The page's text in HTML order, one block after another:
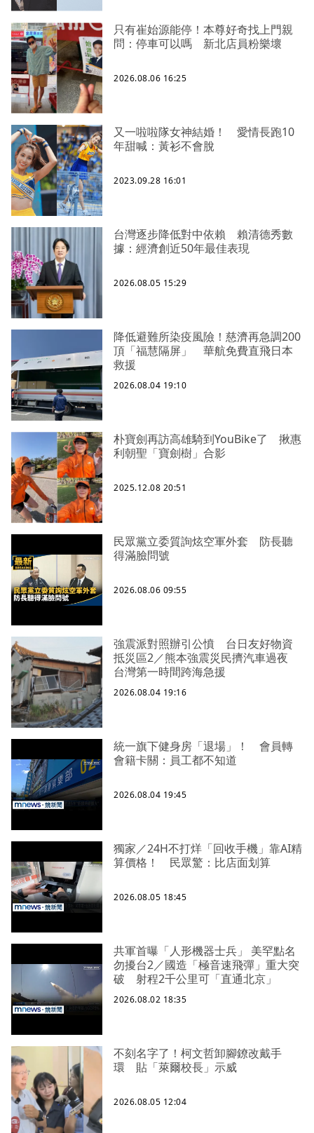
只有崔始源能停！本尊好奇找上門親
問：停車可以嗎 新北店員粉樂壞
2026.08.06 16:25
又一啦啦隊女神結婚！ 愛情長跑10
年甜喊：黃衫不會脫
2023.09.28 16:01
台灣逐步降低對中依賴 賴清德秀數
據：經濟創近50年最佳表現
2026.08.05 15:29
降低避難所染疫風險！慈濟再急調200
頂「福慧隔屏」 華航免費直飛日本
救援
2026.08.04 19:10
朴寶劍再訪高雄騎到YouBike了 揪惠
利朝聖「寶劍樹」合影
2025.12.08 20:51
民眾黨立委質詢炫空軍外套 防長聽
得滿臉問號
2026.08.06 09:55
強震派對照辦引公憤 台日友好物資
抵災區2／熊本強震災民擠汽車過夜
台灣第一時間跨海急援
2026.08.04 19:16
統一旗下健身房「退場」！ 會員轉
會籍卡關：員工都不知道
2026.08.04 19:45
獨家／24H不打烊「回收手機」靠AI精
算價格！ 民眾驚：比店面划算
2026.08.05 18:45
共軍首曝「人形機器士兵」 美罕點名
勿擾台2／國造「極音速飛彈」重大突
破 射程2千公里可「直通北京」
2026.08.02 18:35
不刻名字了！柯文哲卸腳鐐改戴手
環 貼「萊爾校長」示威
2026.08.05 12:04